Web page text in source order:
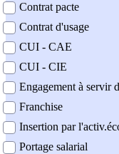
Contrat pacte
Contrat d'usage
CUI - CAE
CUI - CIE
Engagement à servir
Franchise
Insertion par
Portage salarial